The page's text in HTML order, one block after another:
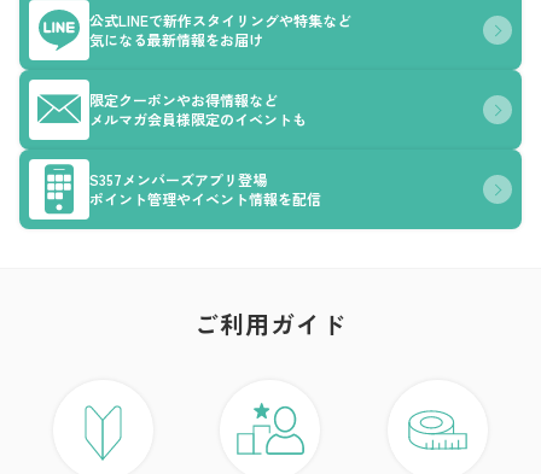
公式LINEで新作スタイリングや特集など
気になる最新情報をお届け
限定クーポンやお得情報など
メルマガ会員様限定のイベントも
S357メンバーズアプリ登場
ポイント管理やイベント情報を配信
ご利用ガイド